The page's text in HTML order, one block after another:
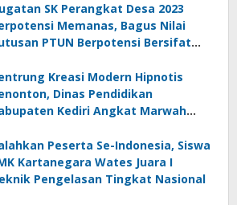
SK Perangkat Desa 2023
Memanas, Bagus Nilai
PTUN Berpotensi Bersifat
Kreasi Modern Hipnotis
Dinas Pendidikan
Kediri Angkat Marwah
Peserta Se-Indonesia, Siswa
Kartanegara Wates Juara I
Pengelasan Tingkat Nasional